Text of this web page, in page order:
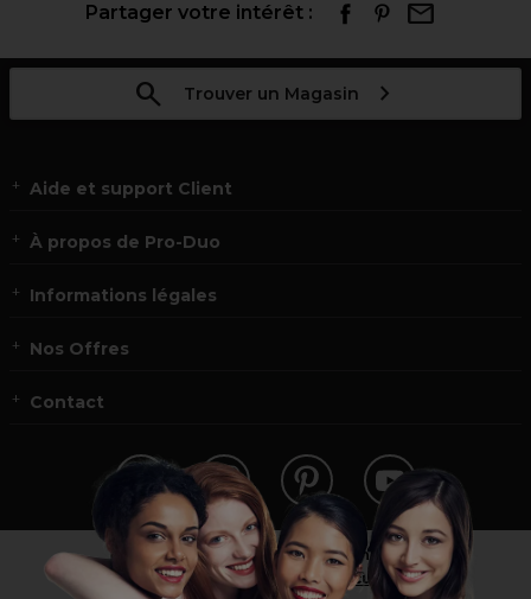
Partager votre intérêt :
Trouver un Magasin
Aide et support Client
À propos de Pro-Duo
Informations légales
Nos Offres
Contact
Vous n’êtes pas un professionnel ?
Visitez notre site pour les particuliers!